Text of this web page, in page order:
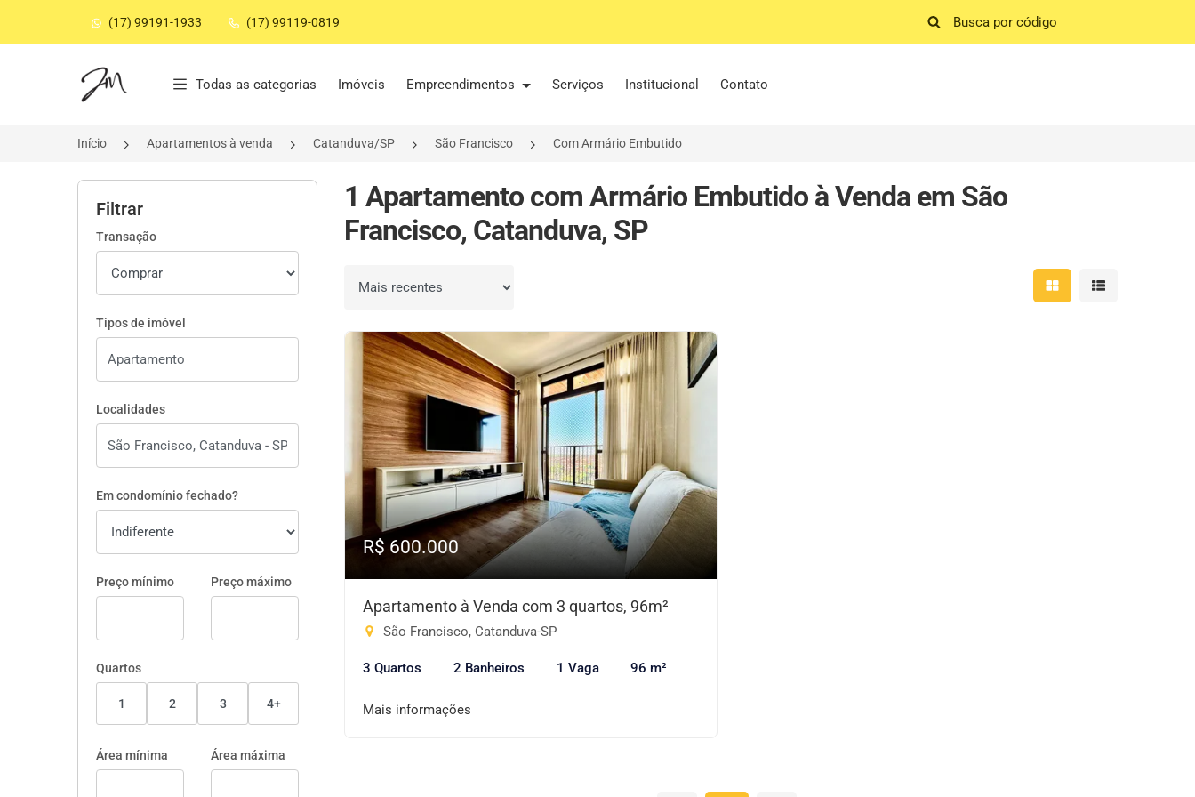
(17) 99191-1933 (17) 99119-0819
Página inicial
Todas as categorias Imóveis Empreendimentos Serviços Institucional Contato
Início Apartamentos à venda Catanduva/SP São Francisco Com Armário Embutido
Filtrar
Transação
Tipos de imóvel
Localidades
Em condomínio fechado?
Preço mínimo Preço máximo
Quartos
1 2 3 4+
Área mínima Área máxima
1 Apartamento com Armário Embutido à Venda em São
Francisco, Catanduva, SP
Ordenar por Mostrar resultados em
Mostrar
R$ 600.000
Apartamento à Venda com 3 quartos, 96m²
São Francisco, Catanduva-SP
3 Quartos 2 Banheiros 1 Vaga 96 m²
Mais informações